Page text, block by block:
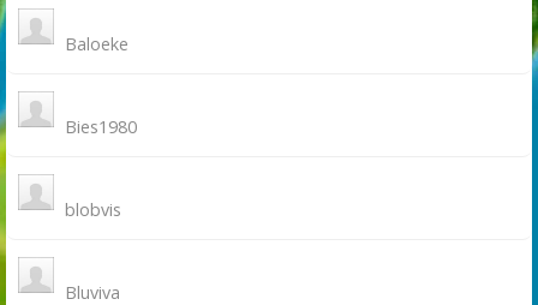
Baloeke
Bies1980
blobvis
Bluviva